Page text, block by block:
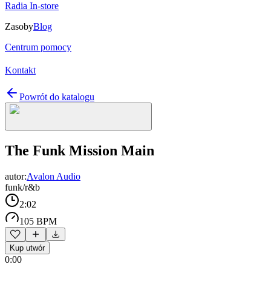
Radia In-store
ZasobyBlog
Centrum pomocy
Kontakt
Powrót do katalogu
The Funk Mission Main
autor:Avalon Audio
funk/r&b
2:02
105 BPM
Kup utwór
0:00